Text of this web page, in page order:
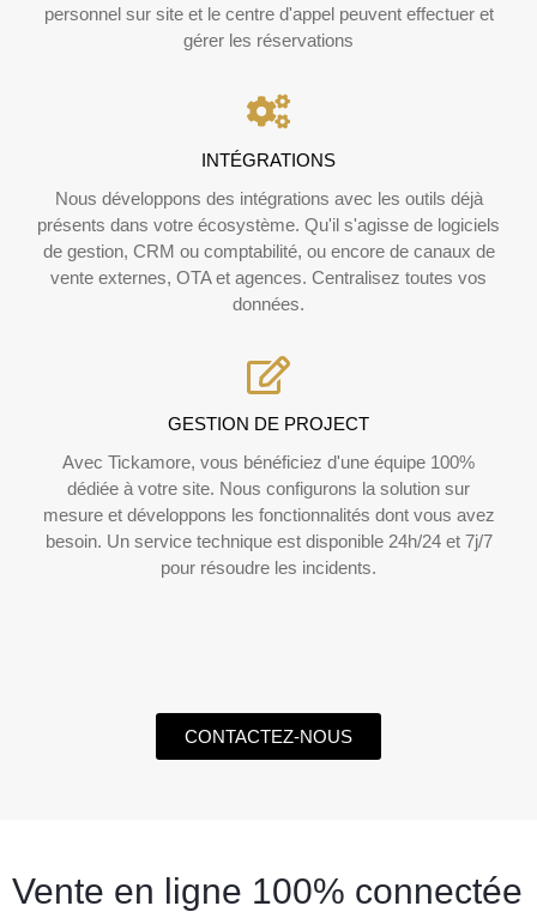
personnel sur site et le centre d'appel peuvent effectuer et
gérer les réservations
INTÉGRATIONS
Nous développons des intégrations avec les outils déjà
présents dans votre écosystème. Qu'il s'agisse de logiciels
de gestion, CRM ou comptabilité, ou encore de canaux de
vente externes, OTA et agences. Centralisez toutes vos
données.
GESTION DE PROJECT
Avec Tickamore, vous bénéficiez d'une équipe 100%
dédiée à votre site. Nous configurons la solution sur
mesure et développons les fonctionnalités dont vous avez
besoin. Un service technique est disponible 24h/24 et 7j/7
pour résoudre les incidents.
CONTACTEZ-NOUS
Vente en ligne 100% connectée